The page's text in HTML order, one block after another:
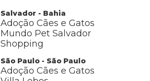
Salvador - Bahia
Adoção Cães e Gatos
Mundo Pet Salvador
Shopping
São Paulo - São Paulo
Adoção Cães e Gatos